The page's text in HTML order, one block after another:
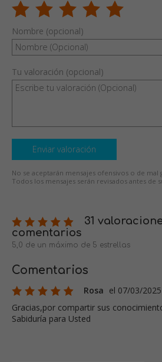
Nombre (opcional)
Tu valoración (opcional)
Enviar valoración
No se aceptarán mensajes ofensivos o de mal
Todos los mensajes serán revisados antes de
31
comentarios
5,0 de un máximo de 5 estrellas
Comentarios
Rosa el 07/03/2025
Gracias,por compartir sus
Sabiduría para Usted